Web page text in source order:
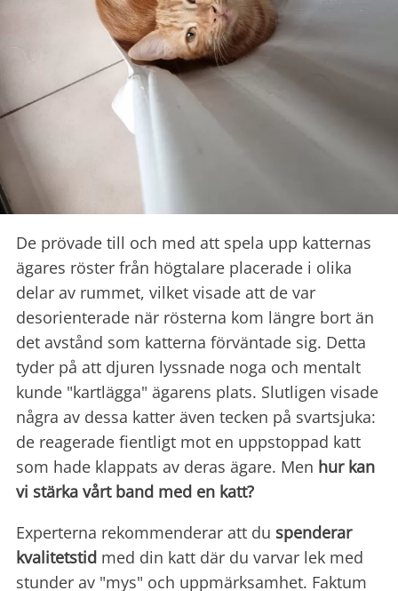
De prövade till och med att spela upp katternas
ägares röster från högtalare placerade i olika
delar av rummet, vilket visade att de var
desorienterade när rösterna kom längre bort än
det avstånd som katterna förväntade sig. Detta
tyder på att djuren lyssnade noga och mentalt
kunde "kartlägga" ägarens plats. Slutligen visade
några av dessa katter även tecken på svartsjuka:
de reagerade fientligt mot en uppstoppad katt
som hade klappats av deras ägare. Men hur kan
vi stärka vårt band med en katt?
Experterna rekommenderar att du spenderar
kvalitetstid med din katt där du varvar lek med
stunder av "mys" och uppmärksamhet. Faktum